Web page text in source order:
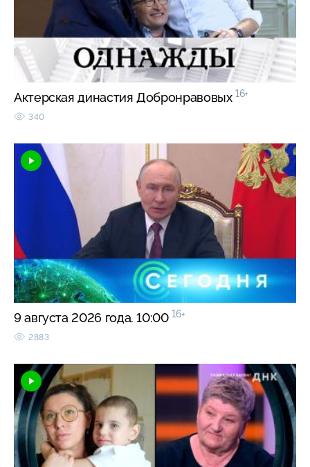
Актерская династия Добронравовых 16+
340
9 августа 2026 года. 10:00 16+
2883